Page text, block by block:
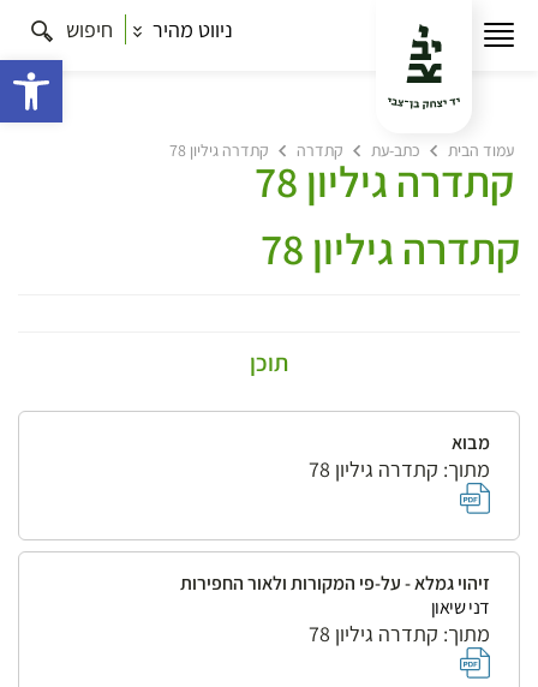
ניווט מהיר חיפוש
עמוד הבית כתב-עת קתדרה קתדרה גיליון 78
קתדרה גיליון 78
קתדרה גיליון 78
תוכן
מבוא
מתוך: קתדרה גיליון 78
זיהוי גמלא - על-פי המקורות ולאור החפירות
דני שיאון
מתוך: קתדרה גיליון 78